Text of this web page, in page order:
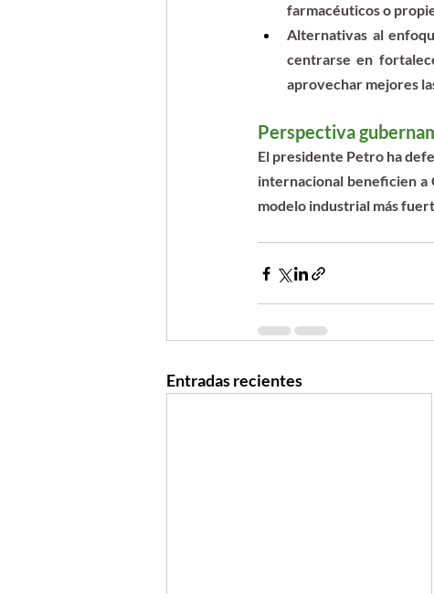
farmacéuticos o
Alternativas al
centrarse en
aprovechar mejores
Perspectiva
El presidente Petro ha
internacional beneficien a
modelo industrial más
Entradas recientes